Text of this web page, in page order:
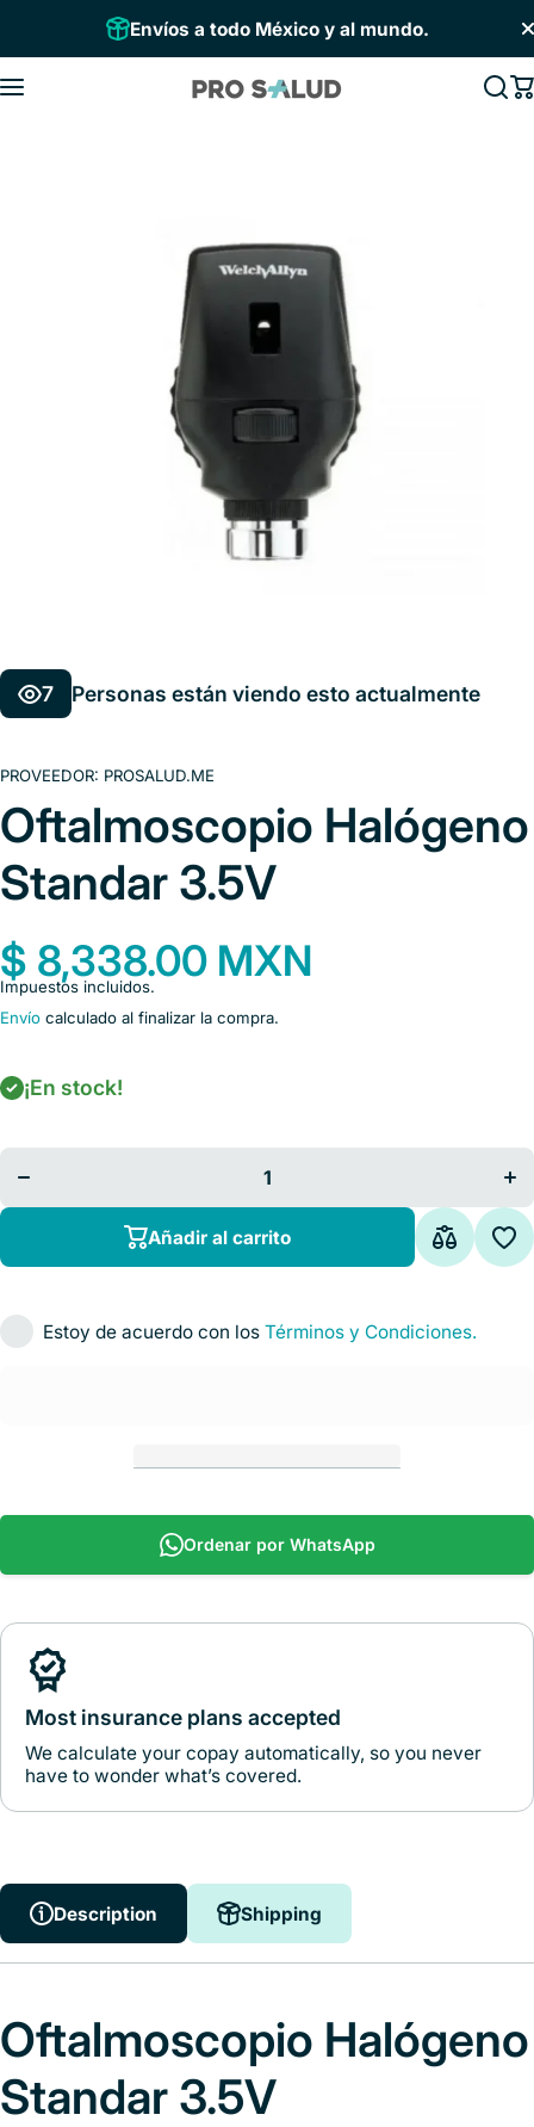
Saltar al contenido
Envíos a todo México y al mundo.
7 Personas están viendo esto actualmente
PROVEEDOR: PROSALUD.ME
Oftalmoscopio Halógeno
Standar 3.5V
$ 8,338.00 MXN
Impuestos incluidos.
Envío calculado al finalizar la compra.
¡En stock!
Oftalmoscopio
Standar 3.5V
Añadir al carrito
Estoy de acuerdo con los Términos y Condiciones.
Ordenar por WhatsApp
Most insurance plans accepted
We calculate your copay automatically, so you never
have to wonder what’s covered.
Description Shipping
Oftalmoscopio Halógeno
Standar 3.5V